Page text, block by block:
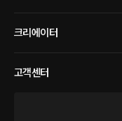
크리에이터
고객센터